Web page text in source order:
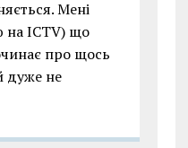
Мені
на ICTV) що
про щось
дуже не